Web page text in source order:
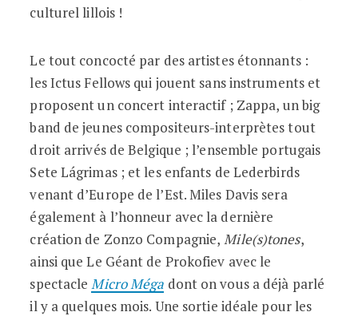
culturel lillois !
Le tout concocté par des artistes étonnants :
les Ictus Fellows qui jouent sans instruments et
proposent un concert interactif ; Zappa, un big
band de jeunes compositeurs-interprètes tout
droit arrivés de Belgique ; l’ensemble portugais
Sete Lágrimas ; et les enfants de Lederbirds
venant d’Europe de l’Est. Miles Davis sera
également à l’honneur avec la dernière
création de Zonzo Compagnie, Mile(s)tones,
ainsi que Le Géant de Prokofiev avec le
spectacleMicro Méga dont on vous a déjà parlé
il y a quelques mois. Une sortie idéale pour les